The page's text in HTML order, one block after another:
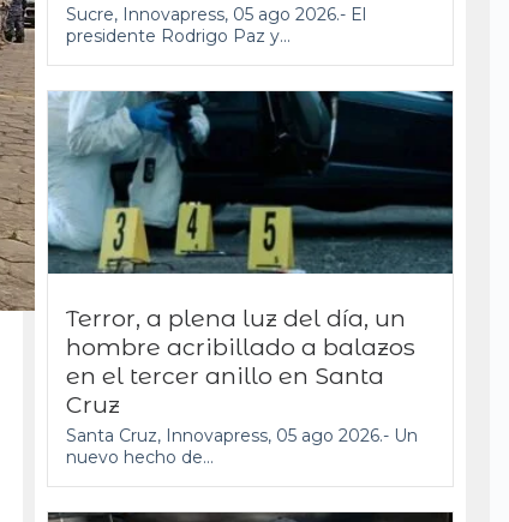
Sucre, Innovapress, 05 ago 2026.- El
presidente Rodrigo Paz y...
Terror, a plena luz del día, un
hombre acribillado a balazos
en el tercer anillo en Santa
Cruz
Santa Cruz, Innovapress, 05 ago 2026.- Un
nuevo hecho de...